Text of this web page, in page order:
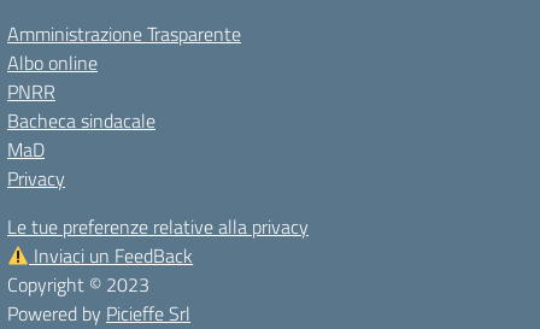
Amministrazione Trasparente
Albo online
PNRR
Bacheca sindacale
MaD
Privacy
Le tue preferenze relative alla privacy
Inviaci un FeedBack
Copyright © 2023
Powered by Picieffe Srl